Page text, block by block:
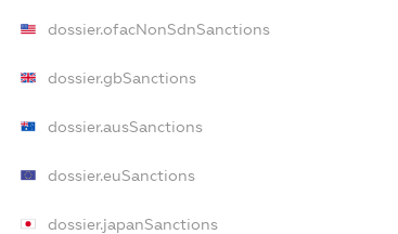
dossier.ofacNonSdnSanctions
dossier.gbSanctions
dossier.ausSanctions
dossier.euSanctions
dossier.japanSanctions